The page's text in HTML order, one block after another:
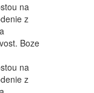
na
z
Boze
na
z